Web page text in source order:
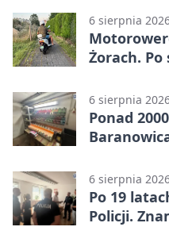
6 sierpnia
Żorach. Po
6 sierpnia
Ponad
6 sierpnia
Po 19
Policji.